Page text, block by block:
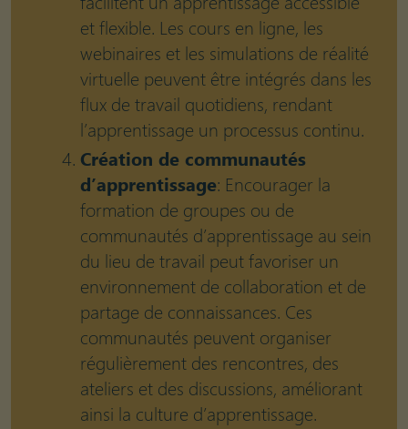
et flexible. Les cours en ligne, les
webinaires et les simulations de réalité
virtuelle peuvent être intégrés dans les
flux de travail quotidiens, rendant
l’apprentissage un processus continu.
Création de communautés
d’apprentissage: Encourager la
formation de groupes ou de
communautés d’apprentissage au sein
du lieu de travail peut favoriser un
environnement de collaboration et de
partage de connaissances. Ces
communautés peuvent organiser
régulièrement des rencontres, des
ateliers et des discussions, améliorant
ainsi la culture d’apprentissage.